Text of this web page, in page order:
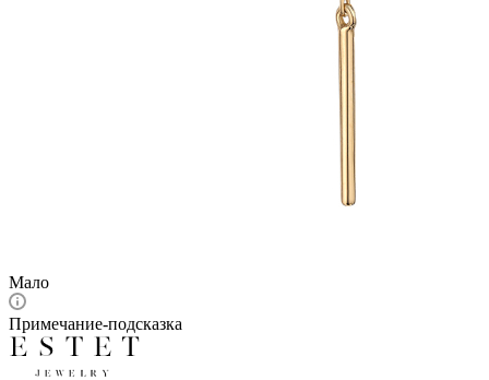
Мало
Примечание-подсказка